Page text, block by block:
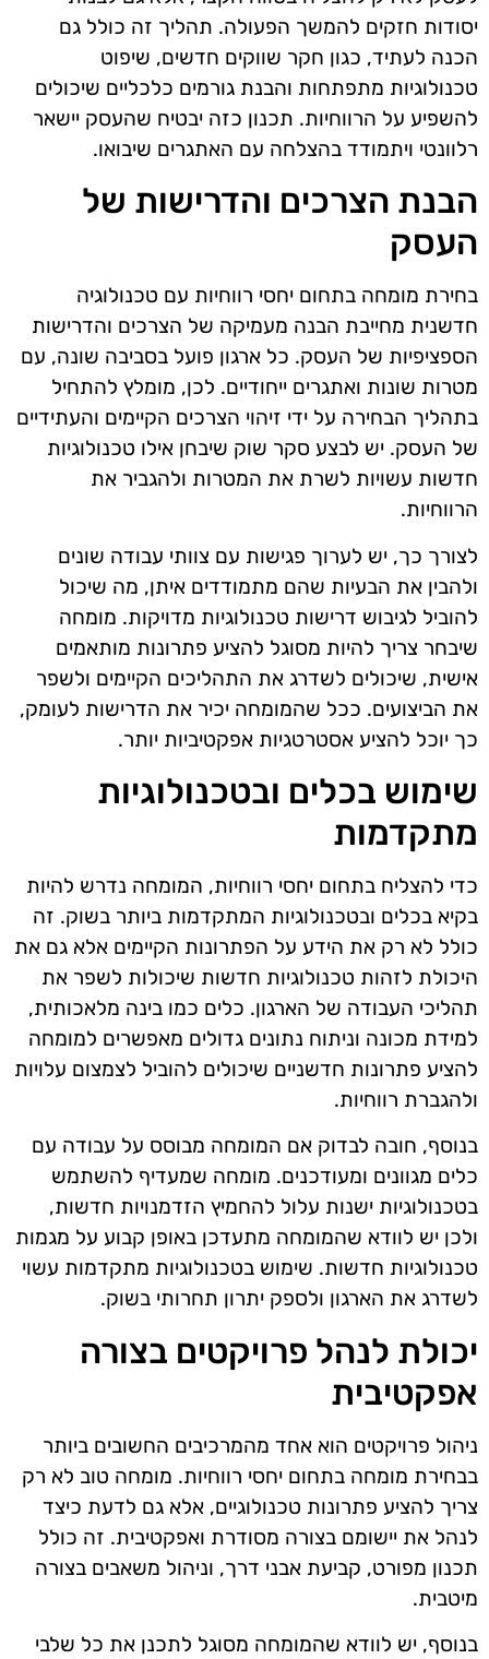
יסודות חזקים להמשך הפעולה. תהליך זה כולל גם
הכנה לעתיד, כגון חקר שווקים חדשים, שיפוט
טכנולוגיות מתפתחות והבנת גורמים כלכליים שיכולים
להשפיע על הרווחיות. תכנון כזה יבטיח שהעסק יישאר
רלוונטי ויתמודד בהצלחה עם האתגרים שיבואו.
הבנת הצרכים והדרישות של
העסק
בחירת מומחה בתחום יחסי רווחיות עם טכנולוגיה
חדשנית מחייבת הבנה מעמיקה של הצרכים והדרישות
הספציפיות של העסק. כל ארגון פועל בסביבה שונה, עם
מטרות שונות ואתגרים ייחודיים. לכן, מומלץ להתחיל
בתהליך הבחירה על ידי זיהוי הצרכים הקיימים והעתידיים
של העסק. יש לבצע סקר שוק שיבחן אילו טכנולוגיות
חדשות עשויות לשרת את המטרות ולהגביר את
הרווחיות.
לצורך כך, יש לערוך פגישות עם צוותי עבודה שונים
ולהבין את הבעיות שהם מתמודדים איתן, מה שיכול
להוביל לגיבוש דרישות טכנולוגיות מדויקות. מומחה
שיבחר צריך להיות מסוגל להציע פתרונות מותאמים
אישית, שיכולים לשדרג את התהליכים הקיימים ולשפר
את הביצועים. ככל שהמומחה יכיר את הדרישות לעומק,
כך יוכל להציע אסטרטגיות אפקטיביות יותר.
שימוש בכלים ובטכנולוגיות
מתקדמות
כדי להצליח בתחום יחסי רווחיות, המומחה נדרש להיות
בקיא בכלים ובטכנולוגיות המתקדמות ביותר בשוק. זה
כולל לא רק את הידע על הפתרונות הקיימים אלא גם את
היכולת לזהות טכנולוגיות חדשות שיכולות לשפר את
תהליכי העבודה של הארגון. כלים כמו בינה מלאכותית,
למידת מכונה וניתוח נתונים גדולים מאפשרים למומחה
להציע פתרונות חדשניים שיכולים להוביל לצמצום עלויות
ולהגברת רווחיות.
בנוסף, חובה לבדוק אם המומחה מבוסס על עבודה עם
כלים מגוונים ומעודכנים. מומחה שמעדיף להשתמש
בטכנולוגיות ישנות עלול להחמיץ הזדמנויות חדשות,
ולכן יש לוודא שהמומחה מתעדכן באופן קבוע על מגמות
טכנולוגיות חדשות. שימוש בטכנולוגיות מתקדמות עשוי
לשדרג את הארגון ולספק יתרון תחרותי בשוק.
יכולת לנהל פרויקטים בצורה
אפקטיבית
ניהול פרויקטים הוא אחד מהמרכיבים החשובים ביותר
בבחירת מומחה בתחום יחסי רווחיות. מומחה טוב לא רק
צריך להציע פתרונות טכנולוגיים, אלא גם לדעת כיצד
לנהל את יישומם בצורה מסודרת ואפקטיבית. זה כולל
תכנון מפורט, קביעת אבני דרך, וניהול משאבים בצורה
מיטבית.
בנוסף, יש לוודא שהמומחה מסוגל לתכנן את כל שלבי